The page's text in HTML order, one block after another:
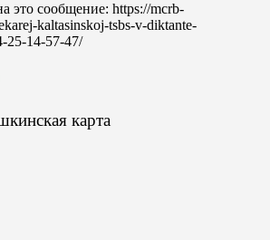
это сообщение: https://mcrb-
kaltasinskoj-tsbs-v-diktante-
25-14-57-47/
карта